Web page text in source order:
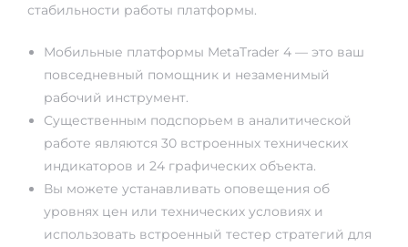
стабильности работы платформы.
Мобильные платформы MetaTrader 4 — это ваш
повседневный помощник и незаменимый
рабочий инструмент.
Существенным подспорьем в аналитической
работе являются 30 встроенных технических
индикаторов и 24 графических объекта.
Вы можете устанавливать оповещения об
уровнях цен или технических условиях и
использовать встроенный тестер стратегий для